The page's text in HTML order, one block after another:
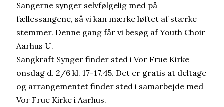
Sangerne synger selvfølgelig med på
fællessangene, så vi kan mærke løftet af stærke
stemmer. Denne gang får vi besøg af Youth Choir
Aarhus U.
Sangkraft Synger finder sted i Vor Frue Kirke
onsdag d. 2/6 kl. 17-17.45. Det er gratis at deltage
og arrangementet finder sted i samarbejde med
Vor Frue Kirke i Aarhus.